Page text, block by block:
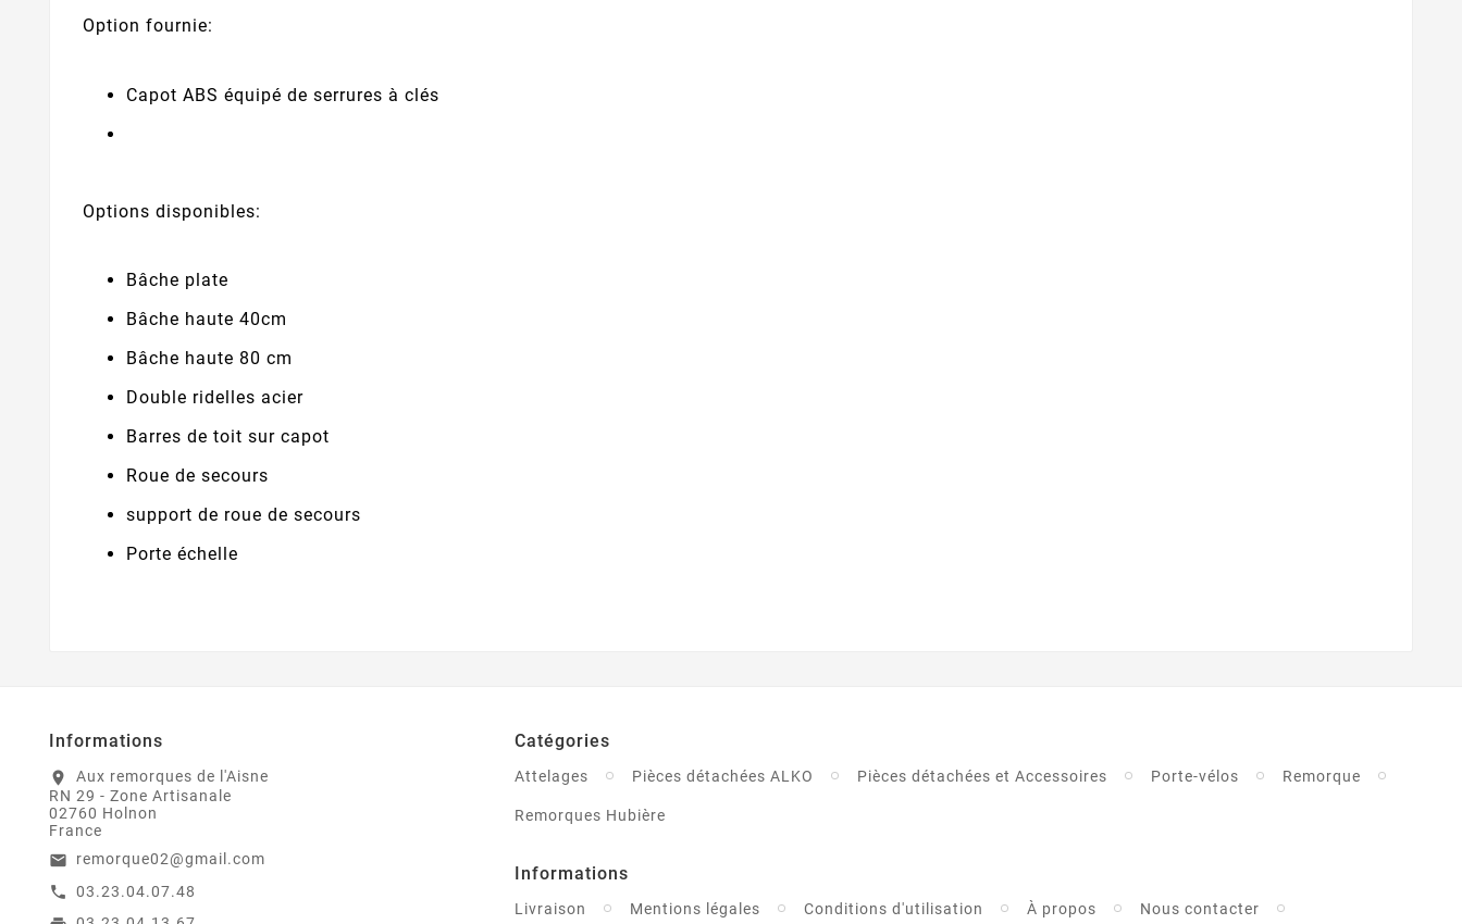
Option fournie:
Capot ABS équipé de serrures à clés
Options disponibles:
Bâche plate
Bâche haute 40cm
Bâche haute 80 cm
Double ridelles acier
Barres de toit sur capot
Roue de secours
support de roue de secours
Porte échelle
Informations
location_on
Aux remorques de l'Aisne
RN 29 - Zone Artisanale
02760 Holnon
France
email remorque02@gmail.com
call 03.23.04.07.48
Catégories
Attelages Pièces détachées ALKO Pièces détachées et Accessoires Porte-vélos Remorque
Remorques Hubière
Informations
Livraison Mentions légales Conditions d'utilisation À propos Nous contacter